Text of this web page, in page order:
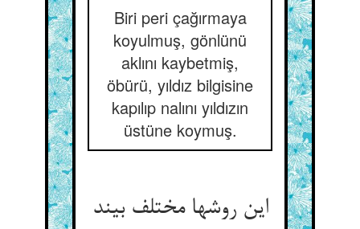
Biri peri çağırmaya
koyulmuş, gönlünü
aklını kaybetmiş,
öbürü, yıldız bilgisine
kapılıp nalını yıldızın
üstüne koymuş.
این روشها مختلف بیند